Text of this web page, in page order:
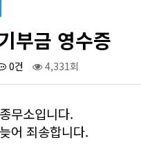
부금 영수증
0건 4,331회
무소입니다.
어 죄송합니다.